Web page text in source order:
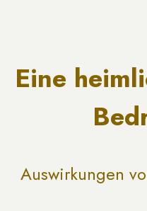
Eine
Auswirkungen